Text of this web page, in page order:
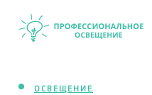
ОСВЕЩЕНИЕ